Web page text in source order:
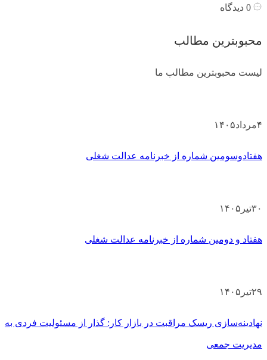
دیدگاه
محبوبترین مطالب
لیست محبوبترین مطالب ما
۴مرداد۱۴۰۵
هفتادوسومین شماره از خبرنامه عدالت شغلی
۳۰تیر ۱۴۰۵
هفتاد و دومین شماره از خبرنامه عدالت شغلی
۲۹تیر ۱۴۰۵
نهادینه‌سازی ریسک مراقبت در بازار کار: گذار از مسئولیت فردی به
مدیریت جمعی